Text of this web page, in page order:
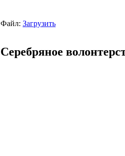
Файл: Загрузить
Серебряное